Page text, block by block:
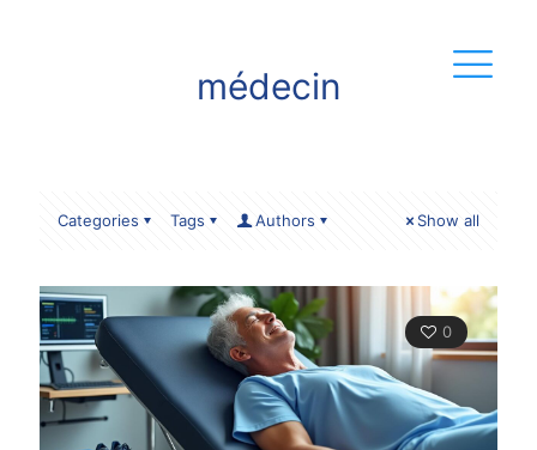
médecin
Categories Tags Authors Show all
0